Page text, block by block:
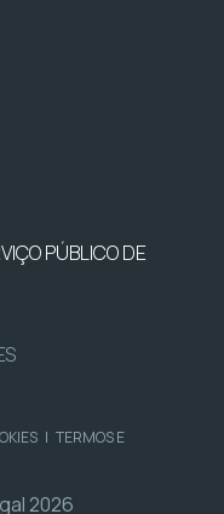
PÚBLICO DE
| TERMOS E
2026